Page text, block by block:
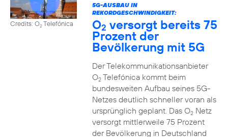
Credits: O2Telefónica
5G-AUSBAU IN
REKORDGESCHWINDIGKEIT:
O2 versorgt bereits 75
Prozent der
Bevölkerung mit 5G
Der Telekommunikationsanbieter
O2Telefónica kommt beim
bundesweiten Aufbau seines 5G-
Netzes deutlich schneller voran als
ursprünglich geplant. Das O2Netz
versorgt mittlerweile 75 Prozent
der Bevölkerung in Deutschland